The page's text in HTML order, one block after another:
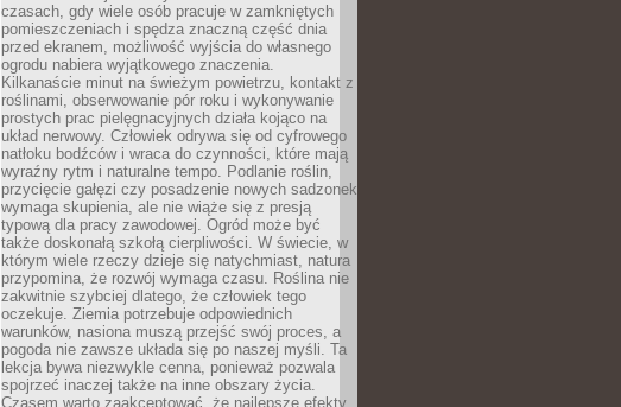
czasach, gdy wiele osób pracuje w zamkniętych
pomieszczeniach i spędza znaczną część dnia
przed ekranem, możliwość wyjścia do własnego
ogrodu nabiera wyjątkowego znaczenia.
Kilkanaście minut na świeżym powietrzu, kontakt z
roślinami, obserwowanie pór roku i wykonywanie
prostych prac pielęgnacyjnych działa kojąco na
układ nerwowy. Człowiek odrywa się od cyfrowego
natłoku bodźców i wraca do czynności, które mają
wyraźny rytm i naturalne tempo. Podlanie roślin,
przycięcie gałęzi czy posadzenie nowych sadzonek
wymaga skupienia, ale nie wiąże się z presją
typową dla pracy zawodowej. Ogród może być
także doskonałą szkołą cierpliwości. W świecie, w
którym wiele rzeczy dzieje się natychmiast, natura
przypomina, że rozwój wymaga czasu. Roślina nie
zakwitnie szybciej dlatego, że człowiek tego
oczekuje. Ziemia potrzebuje odpowiednich
warunków, nasiona muszą przejść swój proces, a
pogoda nie zawsze układa się po naszej myśli. Ta
lekcja bywa niezwykle cenna, ponieważ pozwala
spojrzeć inaczej także na inne obszary życia.
Czasem warto zaakceptować, że najlepsze efekty